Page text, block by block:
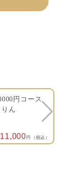
円コース
りん
11,000 円（税込）